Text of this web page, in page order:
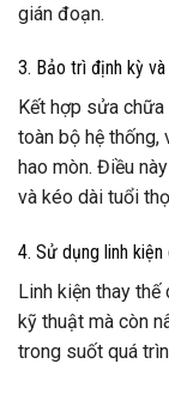
gián đoạn.
3. Bảo trì định kỳ
Kết hợp sửa
toàn bộ hệ thống,
hao mòn. Điều
và kéo dài tuổi
4. Sử dụng linh
Linh kiện thay
kỹ thuật mà còn
trong suốt quá